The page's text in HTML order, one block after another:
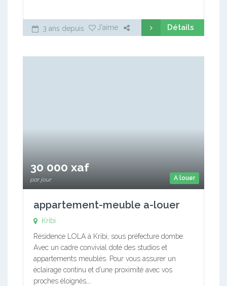
3 ans depuis J'aime Détails
A louer
30 000 xaf
par jour
appartement-meuble a-louer
Kribi
Résidence LOLA à Kribi, sous préfecture dombe.
Avec un cadre convivial doté des studios et
appartements meublés. Pour vous assurer un
éclairage continu et d’une proximité avec vos
proches éloignés,…